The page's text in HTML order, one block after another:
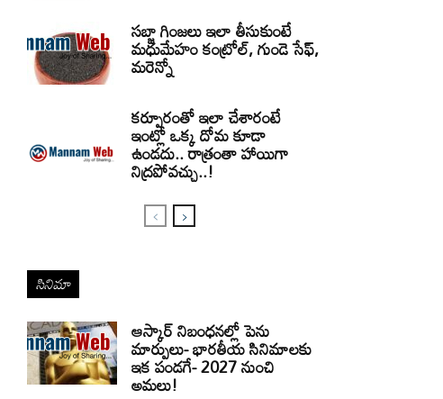
సబ్జా గింజలు ఇలా తీసుకుంటే
మధుమేహం కంట్రోల్, గుండె సేఫ్,
మరెన్నో
కర్పూరంతో ఇలా చేశారంటే
ఇంట్లో ఒక్క దోమ కూడా
ఉండదు.. రాత్రంతా హాయిగా
నిద్రపోవచ్చు..!
సినిమా
ఆస్కార్ నిబంధనల్లో పెను
మార్పులు- భారతీయ సినిమాలకు
ఇక పండగే- 2027 నుంచి
అమలు!